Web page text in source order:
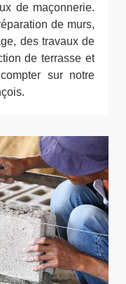
de maçonnerie.
de murs,
des travaux de
de terrasse et
sur notre